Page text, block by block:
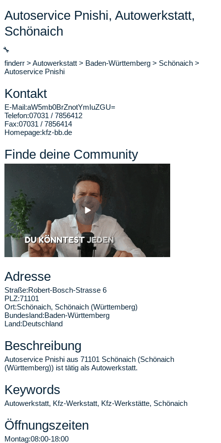
Autoservice Pnishi, Autowerkstatt,
Schönaich
🔧
finderr > Autowerkstatt > Baden-Württemberg > Schönaich >
Autoservice Pnishi
Kontakt
E-Mail:aW5mb0BrZnotYmIuZGU=
Telefon:07031 / 7856412
Fax:07031 / 7856414
Homepage:kfz-bb.de
Finde deine Community
Adresse
Straße:Robert-Bosch-Strasse 6
PLZ:71101
Ort:Schönaich, Schönaich (Württemberg)
Bundesland:Baden-Württemberg
Land:Deutschland
Beschreibung
Autoservice Pnishi aus 71101 Schönaich (Schönaich
(Württemberg)) ist tätig als Autowerkstatt.
Keywords
Autowerkstatt, Kfz-Werkstatt, Kfz-Werkstätte, Schönaich
Öffnungszeiten
Montag:08:00-18:00